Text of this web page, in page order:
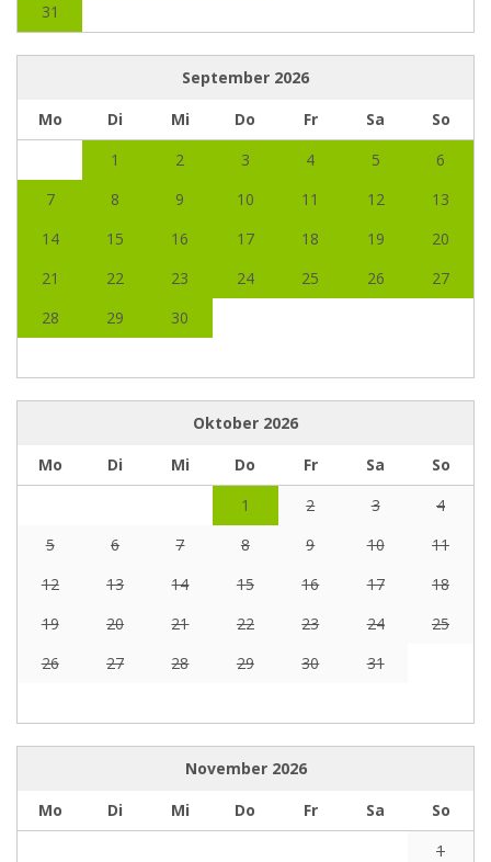
31
September 2026
Mo
Di Mi Do Fr Sa
So
1
2 3 4 5
6
7
8 9 10 11 12
13
14
15 16 17 18 19
20
21
22 23 24 25 26
27
28
29 30
Oktober 2026
Mo
Di Mi Do Fr Sa
So
1
2 3
4
5
6 7 8 9 10
11
12
13 14 15 16 17
18
19
20 21 22 23 24
25
26
27 28 29 30 31
November 2026
Mo
Di Mi Do Fr Sa
So
1